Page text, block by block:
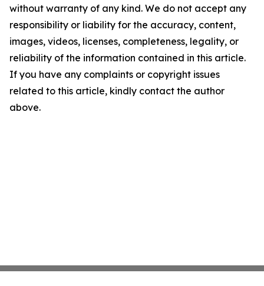
without warranty of any kind. We do not accept any
responsibility or liability for the accuracy, content,
images, videos, licenses, completeness, legality, or
reliability of the information contained in this article.
If you have any complaints or copyright issues
related to this article, kindly contact the author
above.